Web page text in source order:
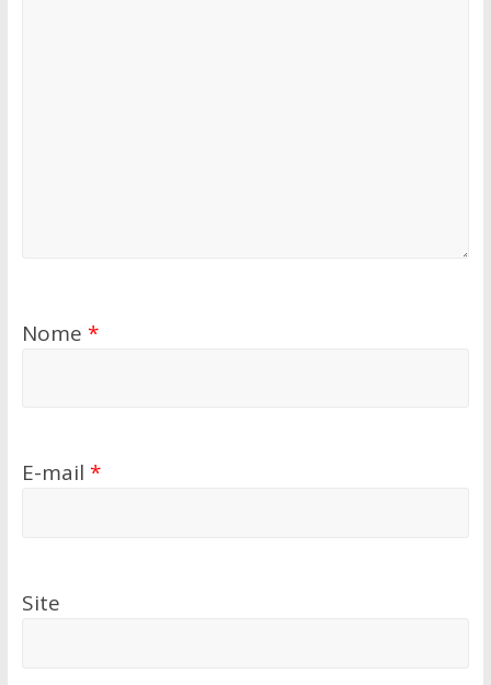
Nome *
E-mail *
Site